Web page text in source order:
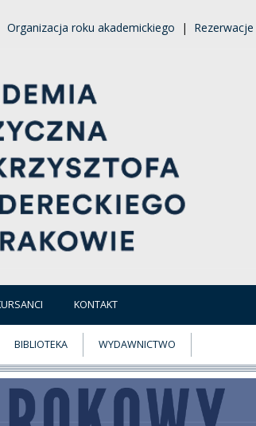
Organizacja roku akademickiego | Rezerwacje
KONTAKT
BIBLIOTEKA WYDAWNICTWO